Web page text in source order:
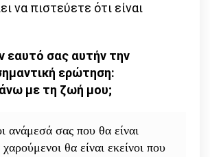
να πιστεύετε ότι είναι
εαυτό σας αυτήν την
ερώτηση:
με τη ζωή μου;
ανάμεσά σας που θα είναι
θα είναι εκείνοι που